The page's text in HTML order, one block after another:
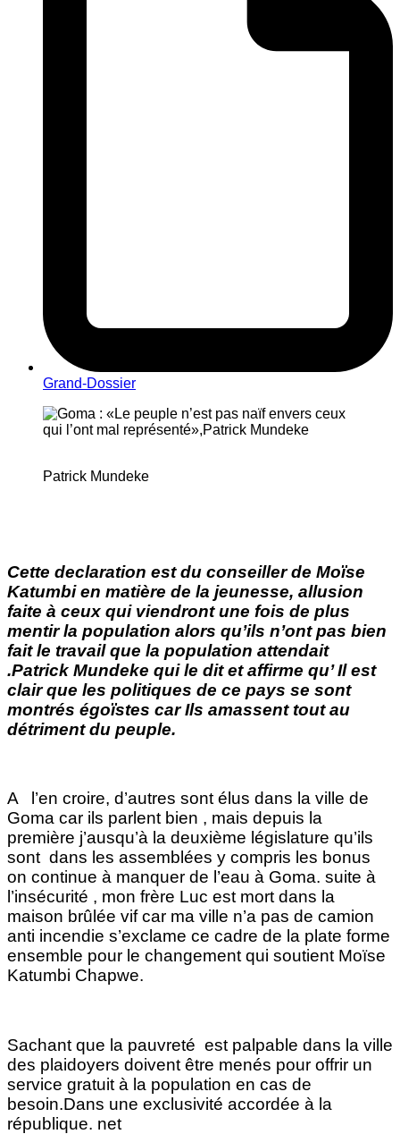
Grand-Dossier
Patrick Mundeke
Cette declaration est du conseiller de Moïse
Katumbi en matière de la jeunesse, allusion
faite à ceux qui viendront une fois de plus
mentir la population alors qu’ils n’ont pas bien
fait le travail que la population attendait
.Patrick Mundeke qui le dit et affirme qu’ Il est
clair que les politiques de ce pays se sont
montrés égoïstes car Ils amassent tout au
détriment du peuple.
A l’en croire, d’autres sont élus dans la ville de
Goma car ils parlent bien , mais depuis la
première j’ausqu’à la deuxième législature qu’ils
sont dans les assemblées y compris les bonus
on continue à manquer de l’eau à Goma. suite à
l’insécurité , mon frère Luc est mort dans la
maison brûlée vif car ma ville n’a pas de camion
anti incendie s’exclame ce cadre de la plate forme
ensemble pour le changement qui soutient Moïse
Katumbi Chapwe.
Sachant que la pauvreté est palpable dans la ville
des plaidoyers doivent être menés pour offrir un
service gratuit à la population en cas de
besoin.Dans une exclusivité accordée à la
république. net